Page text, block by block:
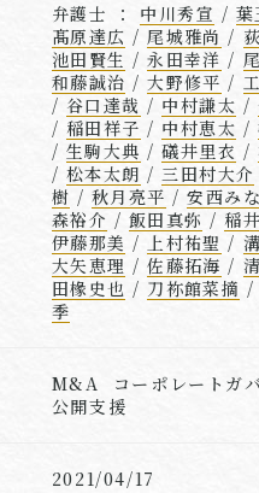
弁護士 ： 中川秀宣 / 葉
髙原達広 / 尾城雅尚 /
池田賢生 /永田幸洋 /
和藤誠治 /大野修平 /
/ 谷口達哉 / 中村謙太 /
/ 稲田祥子 / 中村恵太 /
/ 生駒大典 /礒井里衣 /
/ 松本太朗 /三田村大介
樹 / 秋月亮平 /安西み
森裕介 / 飯田真弥 /稲
伊藤那美 / 上村祐聖 /
大矢恵理 /佐藤拓海 /
田椽史也 / 刀祢館菜摘 /
季
M&A コーポレートガ
公開支援
2021/04/17